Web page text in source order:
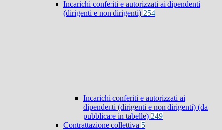
Incarichi conferiti e autorizzati ai dipendenti
(dirigenti e non dirigenti) 254
Incarichi conferiti e autorizzati ai
dipendenti (dirigenti e non dirigenti) (da
pubblicare in tabelle) 249
Contrattazione collettiva 5